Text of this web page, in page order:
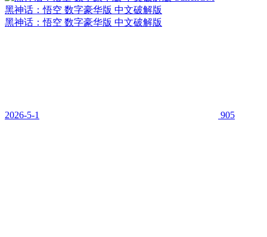
黑神话：悟空 数字豪华版 中文破解版
黑神话：悟空 数字豪华版 中文破解版
2026-5-1 905